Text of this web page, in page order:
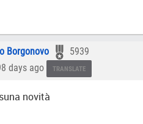
Borgonovo
5939
days ago
TRANSLATE
novità